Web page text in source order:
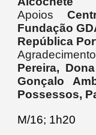
Apoios
Fundação
República
Pereira,
Gonçalo
Possessos,
M/16; 1h20